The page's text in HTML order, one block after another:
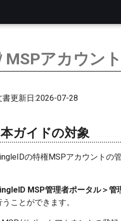
MSPアカウン
書更新日:2026-07-28
本ガイドの対象
の特権MSPアカウントの
MSP管理者ポータル＞
うことができます。